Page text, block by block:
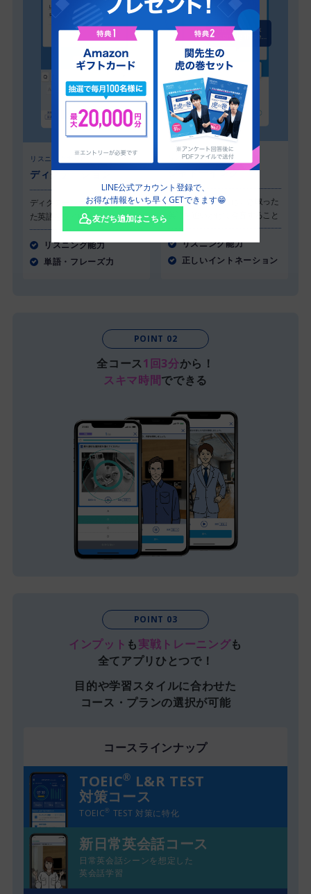
LINE公式アカウント登録で、
お得な情報をいち早くGETできます😁
友だち追加はこちら
リスニング力UP
ディクテーション
ディクテーションとは聞き取っ
た英語をタイピングすること
リスニング能力
単語・フレーズ力
リスニング力UP
シャドーイング
シャドーイングとは聞き取った
英語を追いかけて発音すること
リスニング能力
正しいイントネーション
POINT 02
全コース1回3分から！
スキマ時間でできる
POINT 03
インプット も実戦トレーニングも
全てアプリひとつで！
目的や学習スタイルに合わせた
コース・プランの選択が可能
コースラインナップ
TOEIC® L&R TEST
対策コース
TOEIC® TEST 対策に特化
新日常英会話コース
日常英会話シーンを想定した
英会話学習